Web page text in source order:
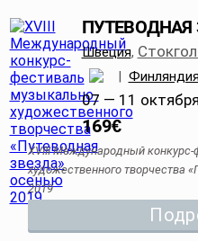
ПУТЕВОДНАЯ
Швеция,
| Финляндия
07 — 11
169€
XVIII Международный конкурс-
художественного творчества
2019